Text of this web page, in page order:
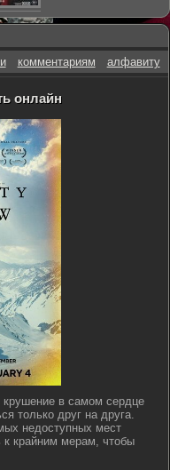
комментариям алфавиту
онлайн
крушение в самом сердце
только друг на друга.
недоступных мест
к крайним мерам, чтобы